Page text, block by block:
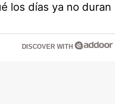
los días ya no duran
DISCOVER WITH